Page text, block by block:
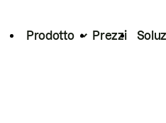
Prodotto Prezzi